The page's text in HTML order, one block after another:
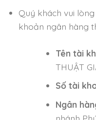
Quý khách vui
khoản ngân hàng
Tên tài
THUẬT
Số tài
Ngân